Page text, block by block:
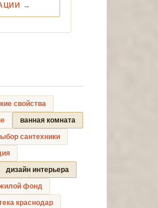
→
свойства
ванная комната
сантехники
дизайн интерьера
фонд
краснодар